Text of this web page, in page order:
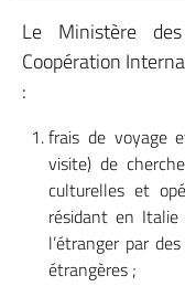
Le Ministère
Coopération
:
frais de voyage
visite) de
culturelles et
résidant en
l’étranger par
étrangères ;